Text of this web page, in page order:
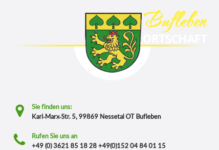
Sie finden uns:
Karl-Marx-Str. 5, 99869 Nessetal OT Bufleben
Rufen Sie uns an
+49 (0) 3621 85 18 28 +49(0)152 04 84 01 15